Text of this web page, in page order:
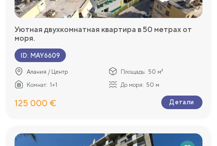
Уютная двухкомнатная квартира в 50 метрах от
моря.
ID: MAY6609
Алания / Центр Площадь: 50 м²
Комнат: 1+1 До моря: 50 м
125 000 € Детали